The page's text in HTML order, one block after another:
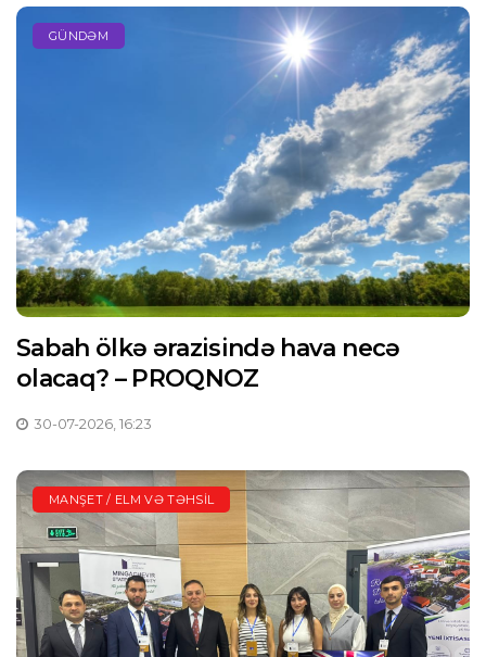
GÜNDƏM
Sabah ölkə ərazisində hava necə
olacaq? – PROQNOZ
30-07-2026, 16:23
MANŞET / ELM VƏ TƏHSIL